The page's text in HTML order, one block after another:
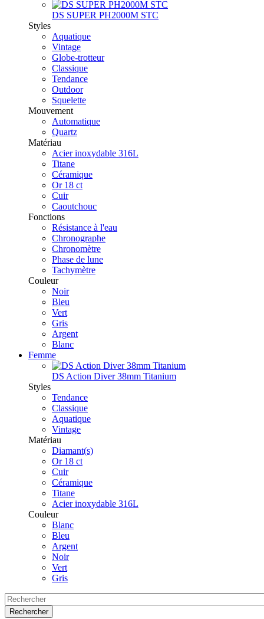
DS SUPER PH2000M STC
Styles
Aquatique
Vintage
Globe-trotteur
Classique
Tendance
Outdoor
Squelette
Mouvement
Automatique
Quartz
Matériau
Acier inoxydable 316L
Titane
Céramique
Or 18 ct
Cuir
Caoutchouc
Fonctions
Résistance à l'eau
Chronographe
Chronomètre
Phase de lune
Tachymètre
Couleur
Noir
Bleu
Vert
Gris
Argent
Blanc
Femme
DS Action Diver 38mm Titanium
Styles
Tendance
Classique
Aquatique
Vintage
Matériau
Diamant(s)
Or 18 ct
Cuir
Céramique
Titane
Acier inoxydable 316L
Couleur
Blanc
Bleu
Argent
Noir
Vert
Gris
Rechercher